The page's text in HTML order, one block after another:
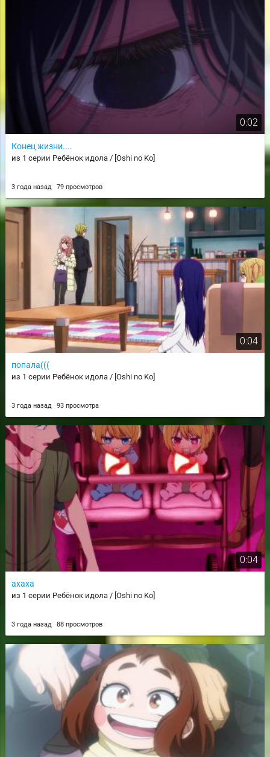
0:02
Конец жизни....
из 1 серии Ребёнок идола / [Oshi no Ko]
3 года назад 79 просмотров
0:04
попала(((
из 1 серии Ребёнок идола / [Oshi no Ko]
3 года назад 93 просмотра
0:04
ахаха
из 1 серии Ребёнок идола / [Oshi no Ko]
3 года назад 88 просмотров